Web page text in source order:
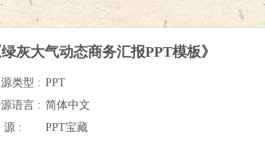
绿灰大气动态商务汇报PPT模板》
类型 : PPT
语言 : 简体中文
源 :
PPT宝藏